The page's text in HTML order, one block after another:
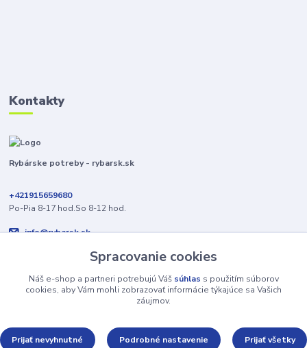
Kontakty
Rybárske potreby - rybarsk.sk
+421915659680
Po-Pia 8-17 hod.So 8-12 hod.
info@rybarsk.sk
Upravit sběr cookies.
Spracovanie cookies
Náš e-shop a partneri potrebujú Váš súhlas s použitím súborov
cookies, aby Vám mohli zobrazovať informácie týkajúce sa Vašich
záujmov.
Prijať nevyhnutné Podrobné nastavenie Prijať všetky